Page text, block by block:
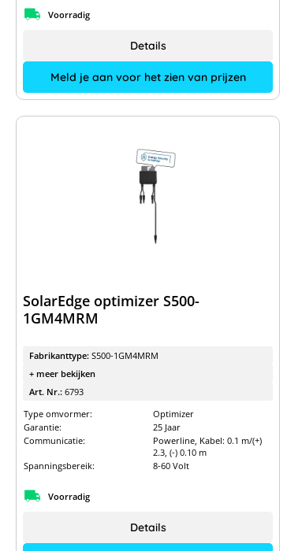
Voorradig
Meld je aan voor het zien van prijzen
Details
SolarEdge optimizer S500-
1GM4MRM
Fabrikanttype: S500-1GM4MRM
+ meer bekijken
Art. Nr.: 6793
Type omvormer:
Optimizer
Garantie:
25 Jaar
Communicatie:
Powerline, Kabel: 0.1 m/(+)
2.3, (-) 0.10 m
Spanningsbereik:
8-60 Volt
Voorradig
Details